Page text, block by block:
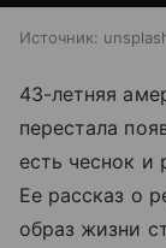
Источник:
43-летняя
перестала
есть чеснок и
Ее рассказ о
образ жизни